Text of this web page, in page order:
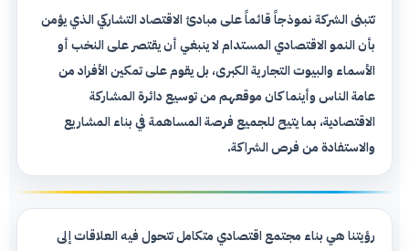
تتبنى الشركة نموذجاً قائماً على مبادئ الاقتصاد التشاركي الذي يؤمن
بأن النمو الاقتصادي المستدام لا ينبغي أن يقتصر على النخب أو
الأسماء والبيوت التجارية الكبرى، بل يقوم على تمكين الأفراد من
عامة الناس وأينما كان موقعهم من توسيع دائرة المشاركة
الاقتصادية، بما يتيح للجميع فرصة المساهمة في بناء المشاريع
والاستفادة من فرص الشراكة.
رؤيتنا هي بناء مجتمع اقتصادي متكامل تتحول فيه العلاقات إلى